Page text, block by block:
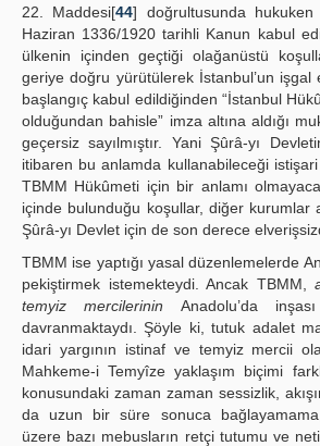
22. Maddesi[44] doğrultusunda
Haziran 1336/1920 tarihli Kanun kabul
ülkenin içinden geçtiği olağanüstü
geriye doğru yürütülerek İstanbul’un
başlangıç kabul edildiğinden “İstanbul
olduğundan bahisle” imza altına aldığı
geçersiz sayılmıştır. Yani Şûrâ-yı
itibaren bu anlamda kullanabileceği
TBMM Hükûmeti için bir anlamı
içinde bulunduğu koşullar, diğer kurumlar
Şûrâ-yı Devlet için de son derece
TBMM ise yaptığı yasal düzenlemelerde
pekiştirmek istemekteydi. Ancak TBMM,
temyiz mercilerinin Anadolu’da
davranmaktaydı. Şöyle ki, tutuk adalet
idari yargının istinaf ve temyiz mercii
Mahkeme-i Temyîze yaklaşım biçimi
konusundaki zaman zaman sessizlik,
da uzun bir süre sonuca
üzere bazı mebusların retçi tutumu ve